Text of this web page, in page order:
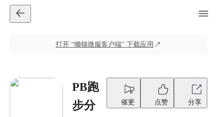
打开 “懒猫微服客户端” 下载应用
PB跑
步分
催更 点赞 分享